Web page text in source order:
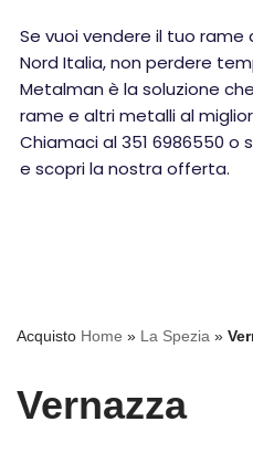
Se vuoi vendere il tuo
Nord Italia, non perdere
Metalman è la soluzione
rame e altri metalli al
Chiamaci al 351 6986550 o
e scopri la nostra offerta.
Acquisto Home » La Spezia »
Vernazza